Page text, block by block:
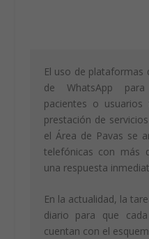
El uso de
de WhatsApp
pacientes o
prestación de
el Área de Pavas se
telefónicas con más
una respuesta
En la actualidad, la
diario para que
cuentan con el